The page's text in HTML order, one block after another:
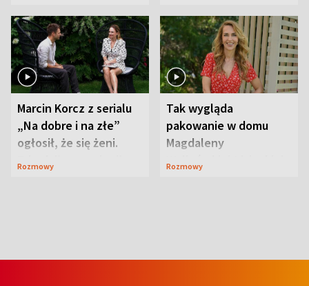
Marcin Korcz z serialu
„Na dobre i na złe”
ogłosił, że się żeni.
Zdradził, co zmienił
Rozmowy
Tak wygląda
pakowanie w domu
Magdaleny
Waligórskiej-Lisieckiej.
Rozmowy